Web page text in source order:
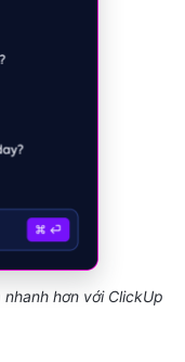
hơn với ClickUp